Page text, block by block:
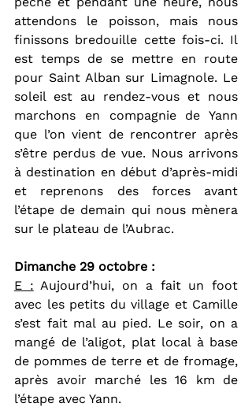
attendons le poisson, mais nous
finissons bredouille cette fois-ci. Il
est temps de se mettre en route
pour Saint Alban sur Limagnole. Le
soleil est au rendez-vous et nous
marchons en compagnie de Yann
que l’on vient de rencontrer après
s’être perdus de vue. Nous arrivons
à destination en début d’après-midi
et reprenons des forces avant
l’étape de demain qui nous mènera
sur le plateau de l’Aubrac.
Dimanche 29 octobre :
E : Aujourd’hui, on a fait un foot
avec les petits du village et Camille
s’est fait mal au pied. Le soir, on a
mangé de l’aligot, plat local à base
de pommes de terre et de fromage,
après avoir marché les 16 km de
l’étape avec Yann.